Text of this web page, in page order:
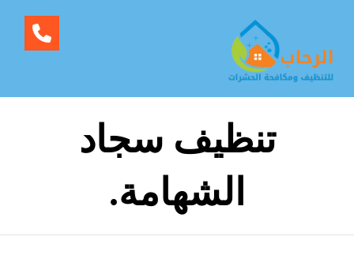
تنظيف سجاد
الشهامة.